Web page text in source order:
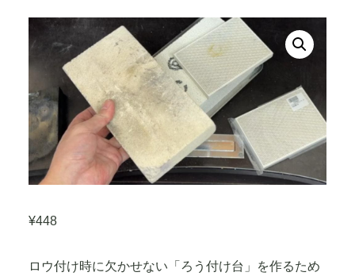
¥448
ロウ付け時に欠かせない「ろう付け台」を作るため